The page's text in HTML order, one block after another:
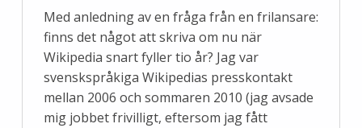
Med anledning av en fråga från en frilansare:
finns det något att skriva om nu när
Wikipedia snart fyller tio år? Jag var
svenskspråkiga Wikipedias presskontakt
mellan 2006 och sommaren 2010 (jag avsade
mig jobbet frivilligt, eftersom jag fått